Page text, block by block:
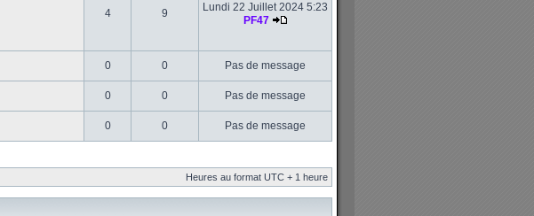
4 9
Lundi 22 Juillet 2024 5:23
PF47
0 0 Pas de message
0 0 Pas de message
0 0 Pas de message
Heures au format UTC + 1 heure